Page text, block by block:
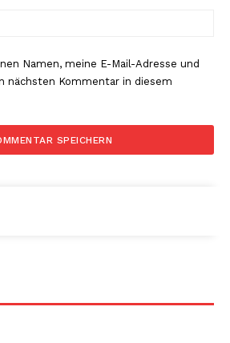
Namen, meine E-Mail-Adresse und
nächsten Kommentar in diesem